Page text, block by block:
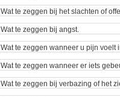
Wat te zeggen bij het slachten of
Wat te zeggen bij angst.
Wat te zeggen wanneer u pijn voelt
Wat te zeggen wanneer er iets
Wat te zeggen bij verbazing of het